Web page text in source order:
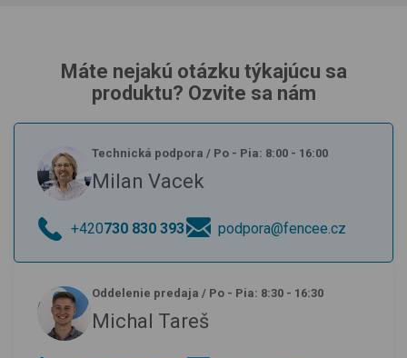
Máte nejakú otázku týkajúcu sa
produktu? Ozvite sa nám
Technická podpora / Po - Pia: 8:00 - 16:00
Milan Vacek
+420730 830 393 podpora@fencee.cz
Oddelenie predaja / Po - Pia: 8:30 - 16:30
Michal Tareš